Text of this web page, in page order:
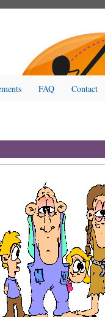
FAQ Contact